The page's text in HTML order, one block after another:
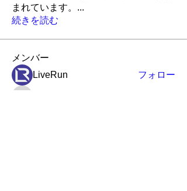
まれています。 ...
続きを読む
メンバー
LiveRun
フォロー